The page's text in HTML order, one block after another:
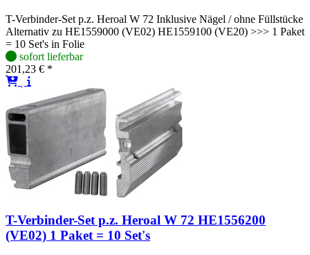
T-Verbinder-Set p.z. Heroal W 72 Inklusive Nägel / ohne Füllstücke
Alternativ zu HE1559000 (VE02) HE1559100 (VE20) >>> 1 Paket
= 10 Set's in Folie
sofort lieferbar
201,23 € *
T-Verbinder-Set p.z. Heroal W 72 HE1556200
(VE02) 1 Paket = 10 Set's